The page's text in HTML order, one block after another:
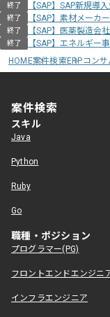
終了 【SAP】SAP新規導
終了 【SAP】素材メーカ
終了 【SAP】医薬製造会
終了
【SAP】エネルギー
HOME案件検索ERPコン
案件検索
スキル
Java
Python
Ruby
Go
職種・ポジション
プログラマー(PG)
フロントエンドエンジニ
インフラエンジニア